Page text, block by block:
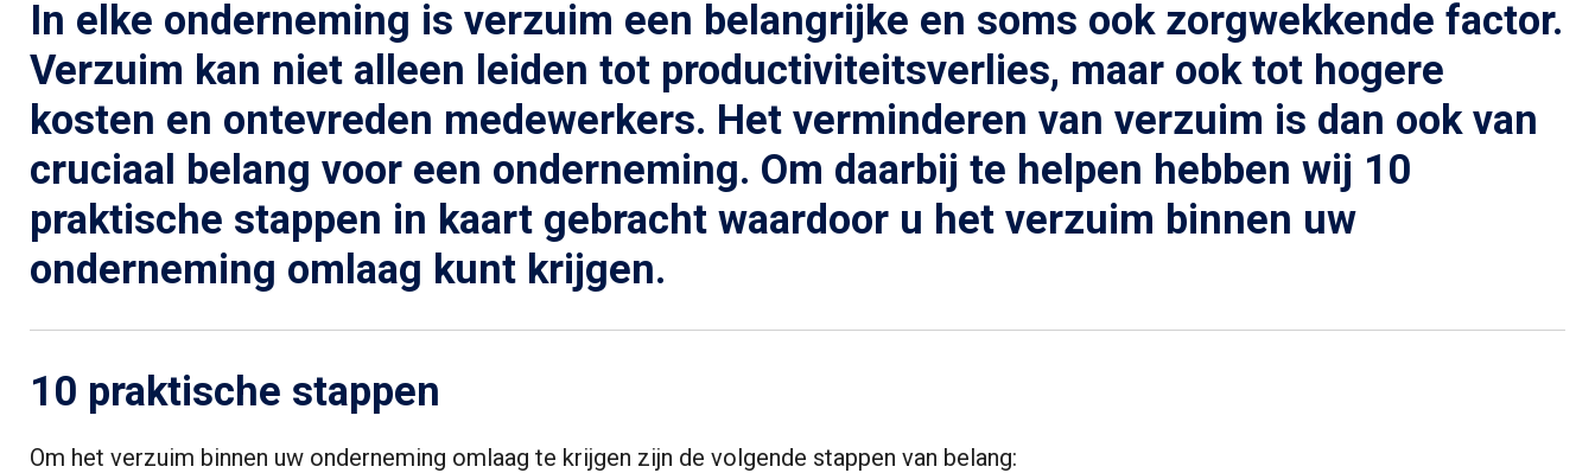
In elke onderneming is verzuim een belangrijke en soms ook zorgwekkende factor.
Verzuim kan niet alleen leiden tot productiviteitsverlies, maar ook tot hogere
kosten en ontevreden medewerkers. Het verminderen van verzuim is dan ook van
cruciaal belang voor een onderneming. Om daarbij te helpen hebben wij 10
praktische stappen in kaart gebracht waardoor u het verzuim binnen uw
onderneming omlaag kunt krijgen.
10 praktische stappen
Om het verzuim binnen uw onderneming omlaag te krijgen zijn de volgende stappen van belang: